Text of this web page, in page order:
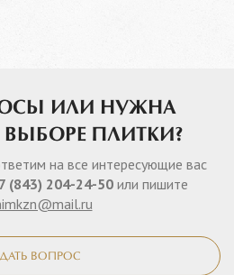
ИЛИ НУЖНА
ПЛИТКИ?
на все интересующие вас
(843) 204-24-50 или пишите
ВОПРОС